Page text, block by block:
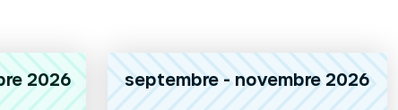
2026 septembre - novembre 2026